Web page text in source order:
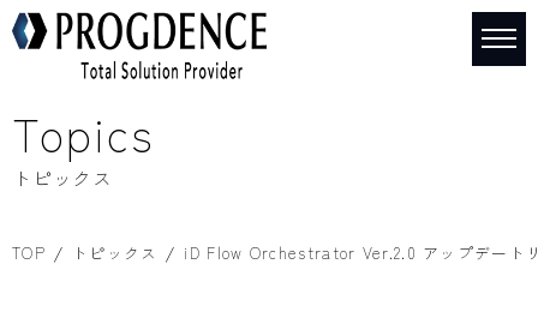
Topics
トピックス
TOP トピックス iD Flow Orchestrator Ver.2.0 アップデート